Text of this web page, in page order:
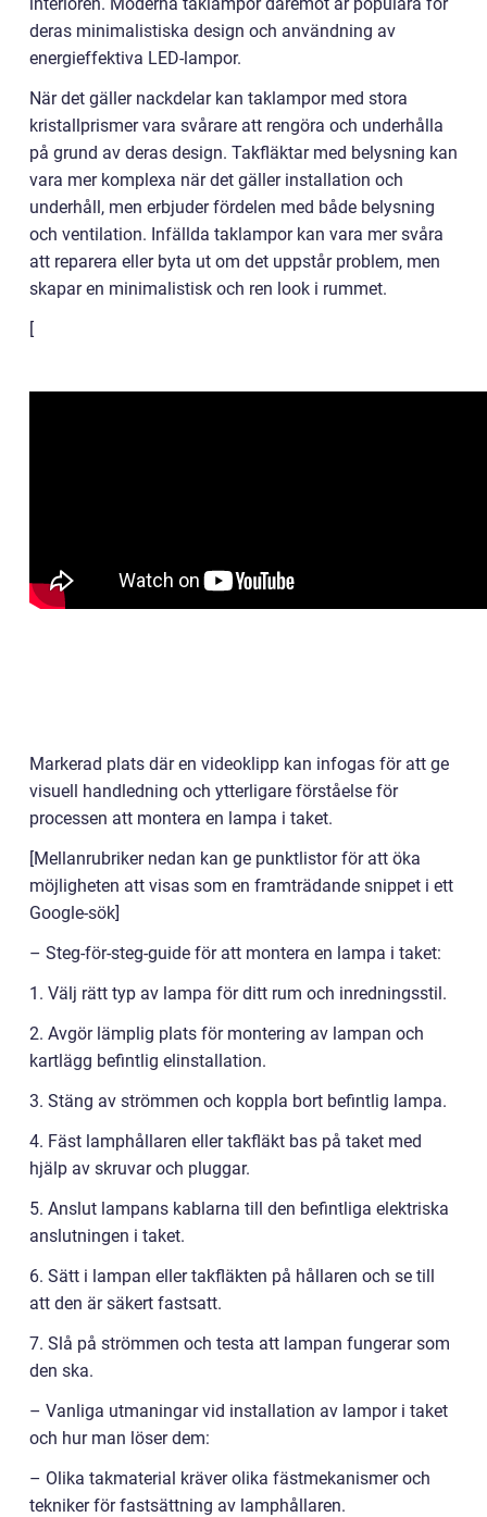
deras minimalistiska design och användning av
energieffektiva LED-lampor.
När det gäller nackdelar kan taklampor med stora
kristallprismer vara svårare att rengöra och underhålla
på grund av deras design. Takfläktar med belysning kan
vara mer komplexa när det gäller installation och
underhåll, men erbjuder fördelen med både belysning
och ventilation. Infällda taklampor kan vara mer svåra
att reparera eller byta ut om det uppstår problem, men
skapar en minimalistisk och ren look i rummet.
[
Markerad plats där en videoklipp kan infogas för att ge
visuell handledning och ytterligare förståelse för
processen att montera en lampa i taket.
[Mellanrubriker nedan kan ge punktlistor för att öka
möjligheten att visas som en framträdande snippet i ett
Google-sök]
– Steg-för-steg-guide för att montera en lampa i taket:
1. Välj rätt typ av lampa för ditt rum och inredningsstil.
2. Avgör lämplig plats för montering av lampan och
kartlägg befintlig elinstallation.
3. Stäng av strömmen och koppla bort befintlig lampa.
4. Fäst lamphållaren eller takfläkt bas på taket med
hjälp av skruvar och pluggar.
5. Anslut lampans kablarna till den befintliga elektriska
anslutningen i taket.
6. Sätt i lampan eller takfläkten på hållaren och se till
att den är säkert fastsatt.
7. Slå på strömmen och testa att lampan fungerar som
den ska.
– Vanliga utmaningar vid installation av lampor i taket
och hur man löser dem:
– Olika takmaterial kräver olika fästmekanismer och
tekniker för fastsättning av lamphållaren.